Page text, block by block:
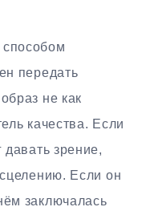
передать
не как
качества. Если
зрение,
Если он
заключалась